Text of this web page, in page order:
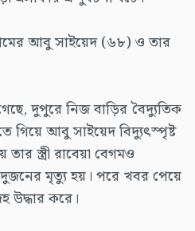
আবু সাইয়েদ (৬৮) ও তার
দুপুরে নিজ বাড়ির বৈদ্যুতিক
গিয়ে আবু সাইয়েদ বিদ্যুৎস্পৃষ্ট
স্ত্রী রাবেয়া বেগমও
দুজনের মৃত্যু হয়। পরে খবর পেয়ে
উদ্ধার করে।